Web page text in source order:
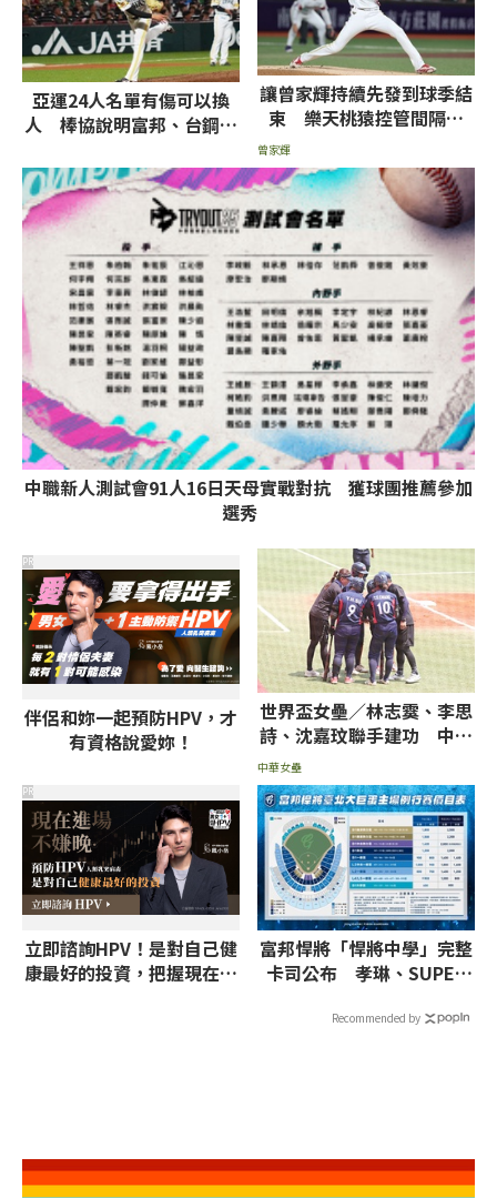
亞運24人名單有傷可以換
人 棒協說明富邦、台鋼列
讓曾家輝持續先發到球季結
束 樂天桃猿控管間隔天
曾家輝
中職新人測試會91人16日天母實戰對抗 獲球團推薦參加
選秀
伴侶和妳一起預防HPV，才
有資格說愛妳！
PR
世界盃女壘／林志霙、李思
詩、沈嘉玟聯手建功 中華
隊無差別打線叩倒義大利
中華女壘
立即諮詢HPV！是對自己健
康最好的投資，把握現在不
PR
富邦悍將「悍將中學」完整
卡司公布 孝琳、SUPER
全場
Recommended by